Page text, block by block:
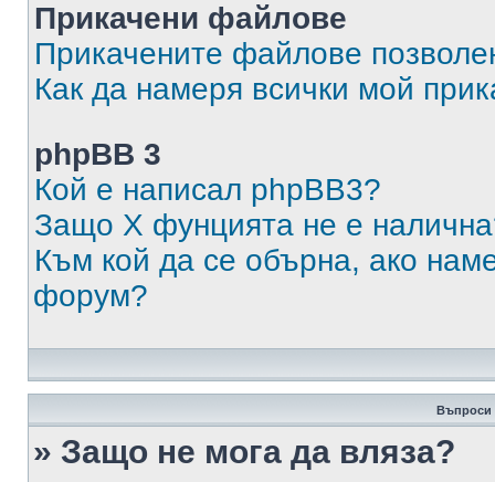
Прикачени файлове
Прикачените файлове
Как да намеря всички мой
phpBB 3
Кой е написал phpBB3?
Защо X фунцията не е
Към кой да се обърна, ако
форум?
Въпроси
» Защо не мога да вляза?